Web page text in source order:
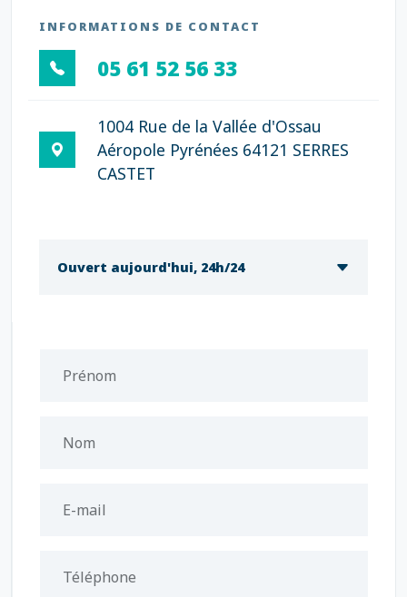
INFORMATIONS DE CONTACT
05 61 52 56 33
1004 Rue de la Vallée d'Ossau
Aéropole Pyrénées 64121 SERRES
CASTET
Ouvert aujourd'hui, 24h/24
Prénom
Nom
E-mail
Téléphone